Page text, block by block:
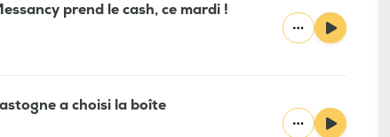
prend le cash, ce mardi !
a choisi la boîte